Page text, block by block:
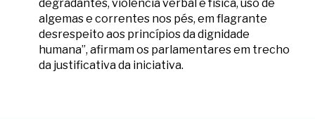
degradantes, violência verbal e física, uso de
algemas e correntes nos pés, em flagrante
desrespeito aos princípios da dignidade
humana”, afirmam os parlamentares em trecho
da justificativa da iniciativa.